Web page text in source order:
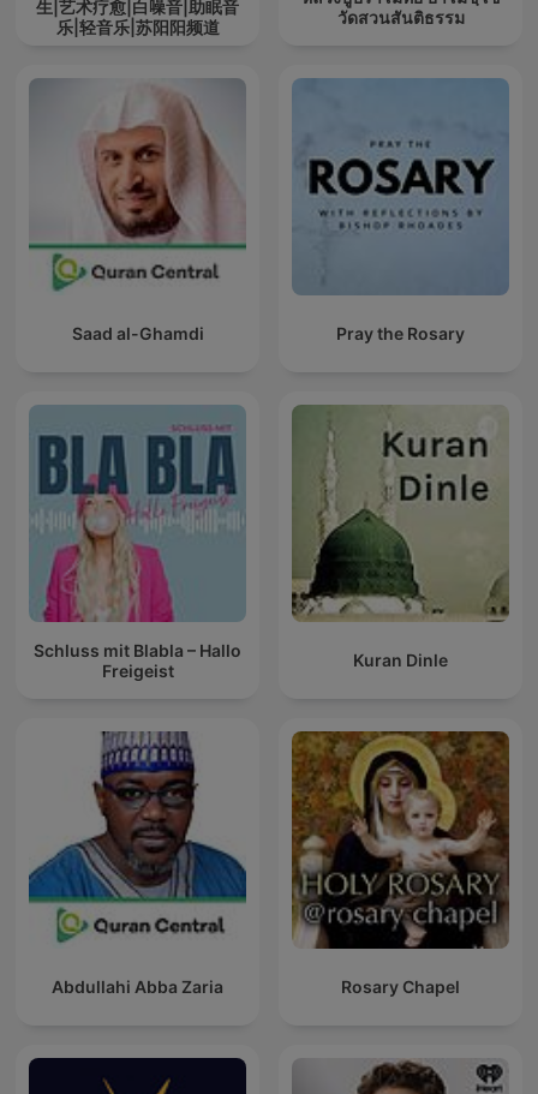
生|艺术疗愈|白噪音|助眠音
乐|轻音乐|苏阳阳频道
วัดสวนสันติธรรม
Saad al-Ghamdi Pray the Rosary
Schluss mit Blabla – Hallo
Freigeist
Kuran Dinle
Abdullahi Abba Zaria Rosary Chapel